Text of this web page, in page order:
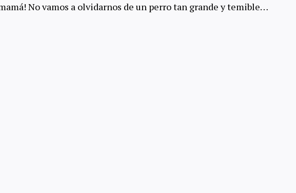
No vamos a olvidarnos de un perro tan grande y temible…